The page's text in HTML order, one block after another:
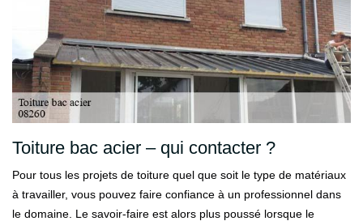
Toiture bac acier – qui contacter ?
Pour tous les projets de toiture quel que soit le type de matériaux
à travailler, vous pouvez faire confiance à un professionnel dans
le domaine. Le savoir-faire est alors plus poussé lorsque le